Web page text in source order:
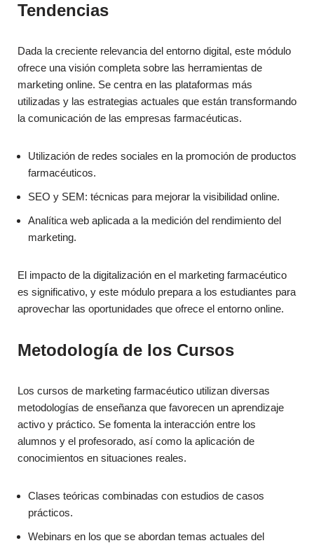
Tendencias
Dada la creciente relevancia del entorno digital, este módulo
ofrece una visión completa sobre las herramientas de
marketing online. Se centra en las plataformas más
utilizadas y las estrategias actuales que están transformando
la comunicación de las empresas farmacéuticas.
Utilización de redes sociales en la promoción de productos
farmacéuticos.
SEO y SEM: técnicas para mejorar la visibilidad online.
Analítica web aplicada a la medición del rendimiento del
marketing.
El impacto de la digitalización en el marketing farmacéutico
es significativo, y este módulo prepara a los estudiantes para
aprovechar las oportunidades que ofrece el entorno online.
Metodología de los Cursos
Los cursos de marketing farmacéutico utilizan diversas
metodologías de enseñanza que favorecen un aprendizaje
activo y práctico. Se fomenta la interacción entre los
alumnos y el profesorado, así como la aplicación de
conocimientos en situaciones reales.
Clases teóricas combinadas con estudios de casos
prácticos.
Webinars en los que se abordan temas actuales del